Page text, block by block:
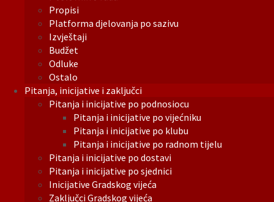
Propisi
Platforma djelovanja po sazivu
Izvještaji
Budžet
Odluke
Ostalo
Pitanja, inicijative i zaključci
Pitanja i inicijative po podnosiocu
Pitanja i inicijative po vijećniku
Pitanja i inicijative po klubu
Pitanja i inicijative po radnom tijelu
Pitanja i inicijative po dostavi
Pitanja i inicijative po sjednici
Inicijative Gradskog vijeća
Zaključci Gradskog vijeća